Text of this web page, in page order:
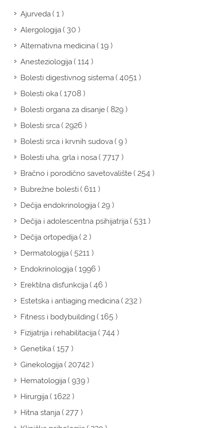
Ajurveda( 1 )
Alergologija( 30 )
Alternativna medicina( 19 )
Anesteziologija( 114 )
Bolesti digestivnog sistema( 4051 )
Bolesti oka( 1708 )
Bolesti organa za disanje( 829 )
Bolesti srca( 2926 )
Bolesti srca i krvnih sudova( 9 )
Bolesti uha, grla i nosa( 7717 )
Bračno i porodično savetovalište( 254 )
Bubrežne bolesti( 611 )
Dečija endokrinologija( 29 )
Dečija i adolescentna psihijatrija( 531 )
Dečija ortopedija( 2 )
Dermatologija( 5211 )
Endokrinologija( 1996 )
Erektilna disfunkcija( 46 )
Estetska i antiaging medicina( 232 )
Fitness i bodybuilding( 165 )
Fizijatrija i rehabilitacija( 744 )
Genetika( 157 )
Ginekologija( 20742 )
Hematologija( 939 )
Hirurgija( 1622 )
Hitna stanja( 277 )